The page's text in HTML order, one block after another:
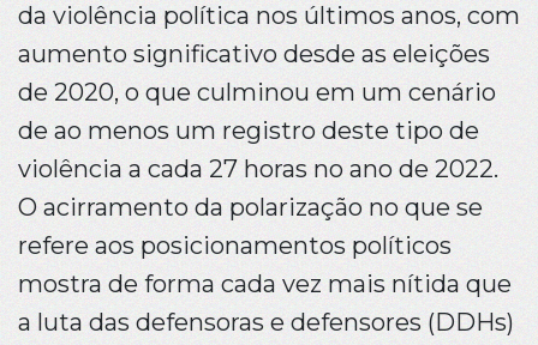
da violência política nos últimos anos, com
aumento significativo desde as eleições
de 2020, o que culminou em um cenário
de ao menos um registro deste tipo de
violência a cada 27 horas no ano de 2022.
O acirramento da polarização no que se
refere aos posicionamentos políticos
mostra de forma cada vez mais nítida que
a luta das defensoras e defensores (DDHs)